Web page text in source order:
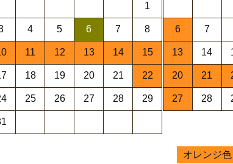
1
4 5 6 7 8
11 12 13 14 15
18 19 20 21 22
25 26 27 28 29
6 7
13 14
20 21
27 28
オレンジ色